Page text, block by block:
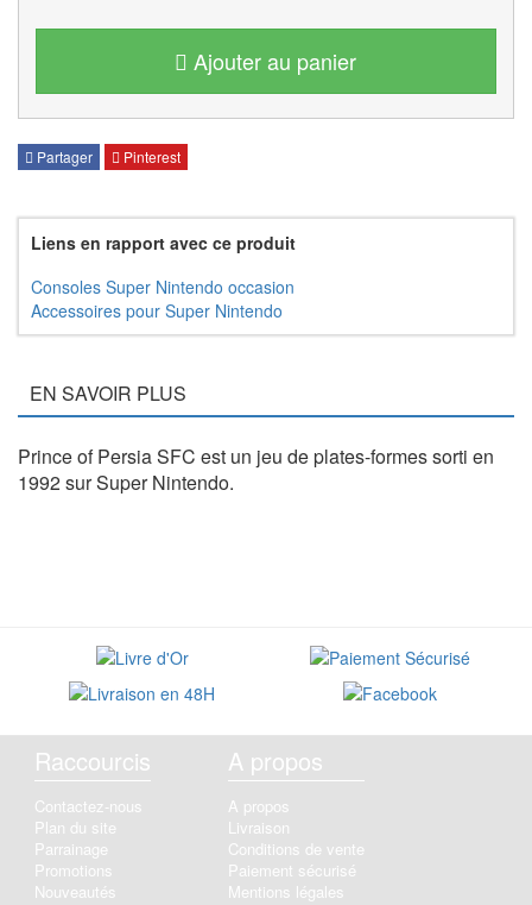
Ajouter au panier
Partager Pinterest
Liens en rapport avec ce produit
Consoles Super Nintendo occasion
Accessoires pour Super Nintendo
EN SAVOIR PLUS
Prince of Persia SFC est un jeu de plates-formes sorti en
1992 sur Super Nintendo.
Raccourcis
Contactez-nous
Plan du site
Parrainage
Promotions
Nouveautés
A propos
A propos
Livraison
Conditions de vente
Paiement sécurisé
Mentions légales